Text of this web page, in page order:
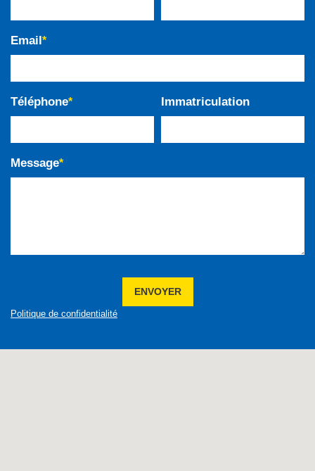
Email*
Téléphone* Immatriculation
Message*
ENVOYER
Politique de confidentialité